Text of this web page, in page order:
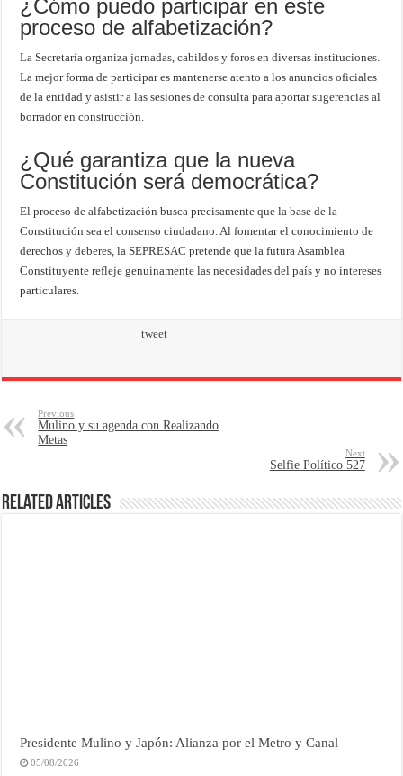
¿Cómo puedo participar en este
proceso de alfabetización?
La Secretaría organiza jornadas, cabildos y foros en diversas instituciones.
La mejor forma de participar es mantenerse atento a los anuncios oficiales
de la entidad y asistir a las sesiones de consulta para aportar sugerencias al
borrador en construcción.
¿Qué garantiza que la nueva
Constitución será democrática?
El proceso de alfabetización busca precisamente que la base de la
Constitución sea el consenso ciudadano. Al fomentar el conocimiento de
derechos y deberes, la SEPRESAC pretende que la futura Asamblea
Constituyente refleje genuinamente las necesidades del país y no intereses
particulares.
tweet
Previous
Mulino y su agenda con Realizando
Metas
Next
Selfie Político 527
Related Articles
Presidente Mulino y Japón: Alianza por el Metro y Canal
05/08/2026